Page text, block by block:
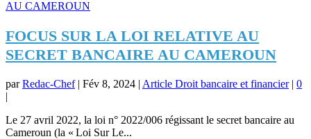
FOCUS SUR LA LOI RELATIVE AU
SECRET BANCAIRE AU CAMEROUN
parRedac-Chef| Fév 8, 2024 | Article Droit bancaire et financier| 0
|
Le 27 avril 2022, la loi n° 2022/006 régissant le secret bancaire au
Cameroun (la « Loi Sur Le...